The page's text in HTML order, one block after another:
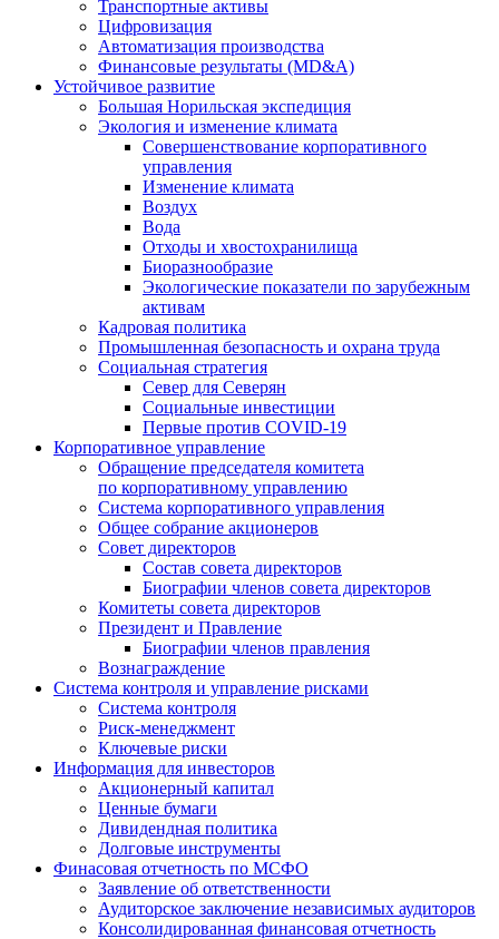
Транспортные активы
Цифровизация
Автоматизация производства
Финансовые результаты (MD&A)
Устойчивое развитие
Большая Норильская экспедиция
Экология и изменение климата
Совершенствование корпоративного
управления
Изменение климата
Воздух
Вода
Отходы и хвостохранилища
Биоразнообразие
Экологические показатели по зарубежным
активам
Кадровая политика
Промышленная безопасность и охрана труда
Социальная стратегия
Север для Северян
Социальные инвестиции
Первые против COVID‑19
Корпоративное управление
Обращение председателя комитета
по корпоративному управлению
Система корпоративного управления
Общее собрание акционеров
Совет директоров
Состав совета директоров
Биографии членов совета директоров
Комитеты совета директоров
Президент и Правление
Биографии членов правления
Вознаграждение
Система контроля и управление рисками
Система контроля
Риск-менеджмент
Ключевые риски
Информация для инвесторов
Акционерный капитал
Ценные бумаги
Дивидендная политика
Долговые инструменты
Финасовая отчетность по МСФО
Заявление об ответственности
Аудиторское заключение независимых аудиторов
Консолидированная финансовая отчетность